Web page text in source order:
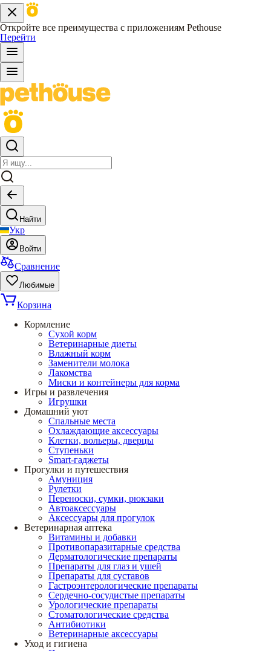
Откройте все преимущества с приложениям Pethouse
Перейти
Найти
Укр
Войти
Сравнение
Любимые
Корзина
Кормление
Сухой корм
Ветеринарные диеты
Влажный корм
Заменители молока
Лакомства
Миски и контейнеры для корма
Игры и развлечения
Игрушки
Домашний уют
Спальные места
Охлаждающие аксессуары
Клетки, вольеры, дверцы
Ступеньки
Smart-гаджеты
Прогулки и путешествия
Амуниция
Рулетки
Переноски, сумки, рюкзаки
Автоаксессуары
Аксессуары для прогулок
Ветеринарная аптека
Витамины и добавки
Противопаразитарные средства
Дерматологические препараты
Препараты для глаз и ушей
Препараты для суставов
Гастроэнтерологические препараты
Сердечно-сосудистые препараты
Урологические препараты
Стоматологические средства
Антибиотики
Ветеринарные аксессуары
Уход и гигиена